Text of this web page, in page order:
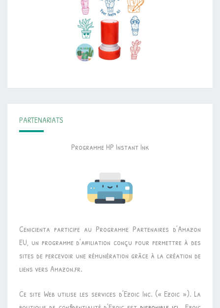
PARTENARIATS
Programme HP Instant Ink
Cenicienta participe au Programme Partenaires d’Amazon
EU, un programme d’affiliation conçu pour permettre à des
sites de percevoir une rémunération grâce à la création de
liens vers Amazon.fr.
Ce site Web utilise les services d’Ezoic Inc. (« Ezoic »). La